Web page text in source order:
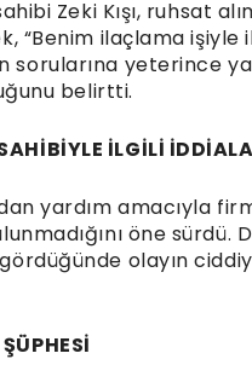
Zeki Kışı, ruhsat
“Benim ilaçlama
sorularına yeterince
belirtti.
İLGİLİ
yardım amacıyla
öne sürdü.
olayın